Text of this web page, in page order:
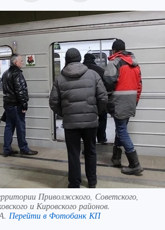
Приволжского, Советского,
и Кировского районов.
Перейти в Фотобанк КП